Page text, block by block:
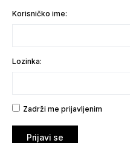
Korisničko ime:
Lozinka:
Zadrži me prijavljenim
Prijavi se